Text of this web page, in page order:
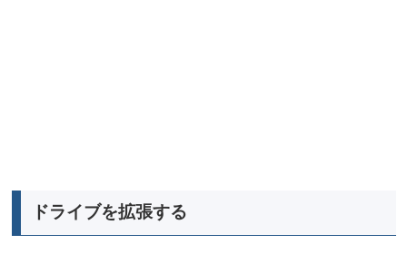
ドライブを拡張する